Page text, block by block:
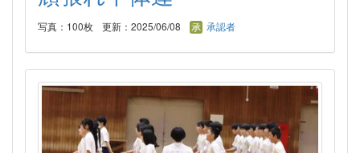
写真：100枚 更新：2025/06/08 承認者